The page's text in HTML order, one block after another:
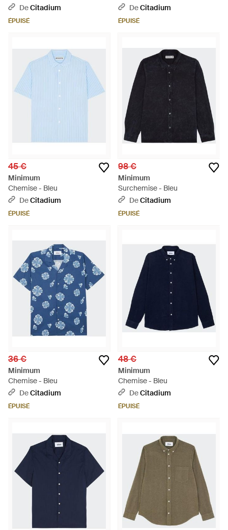
DeCitadium
ÉPUISÉ
DeCitadium
ÉPUISÉ
45 €
Minimum
Chemise - Bleu
DeCitadium
ÉPUISÉ
98 €
Minimum
Surchemise - Bleu
DeCitadium
ÉPUISÉ
36 €
Minimum
Chemise - Bleu
DeCitadium
ÉPUISÉ
48 €
Minimum
Chemise - Bleu
DeCitadium
ÉPUISÉ